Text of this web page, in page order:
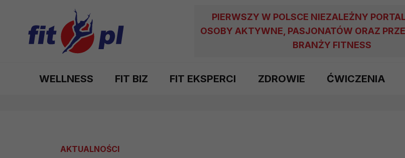
PIERWSZY W POLSCE NIEZALEŻNY
OSOBY AKTYWNE, PASJONATÓW ORAZ
BRANŻY FITNESS
WELLNESS FIT BIZ FIT EKSPERCI ZDROWIE ĆWICZENIA
AKTUALNOŚCI